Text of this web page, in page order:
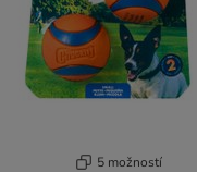
5 možností